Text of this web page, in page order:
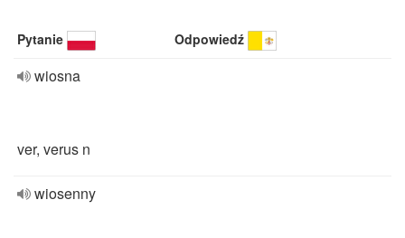
Pytanie Odpowiedź
wiosna
ver, verus n
wiosenny